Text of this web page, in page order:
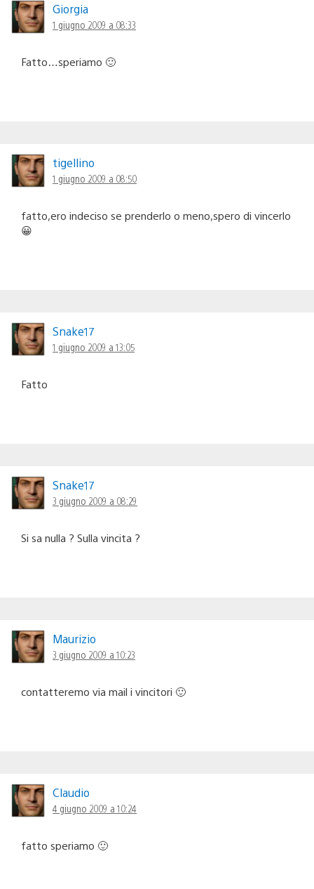
Giorgia
1 giugno 2009 a 08:33
Fatto…speriamo 🙂
tigellino
1 giugno 2009 a 08:50
fatto,ero indeciso se prenderlo o meno,spero di vincerlo
😀
Snake17
1 giugno 2009 a 13:05
Fatto
Snake17
3 giugno 2009 a 08:29
Si sa nulla ? Sulla vincita ?
Maurizio
3 giugno 2009 a 10:23
contatteremo via mail i vincitori 🙂
Claudio
4 giugno 2009 a 10:24
fatto speriamo 🙂